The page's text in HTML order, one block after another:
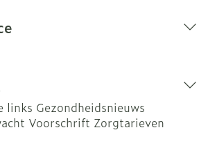
links Gezondheidsnieuws
Voorschrift Zorgtarieven